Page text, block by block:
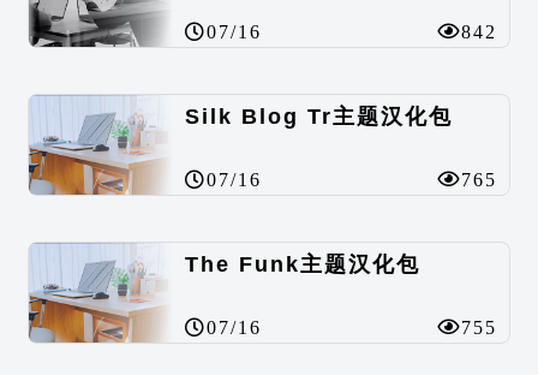
07/16 842
Silk Blog Tr主题汉化包
07/16 765
The Funk主题汉化包
07/16 755